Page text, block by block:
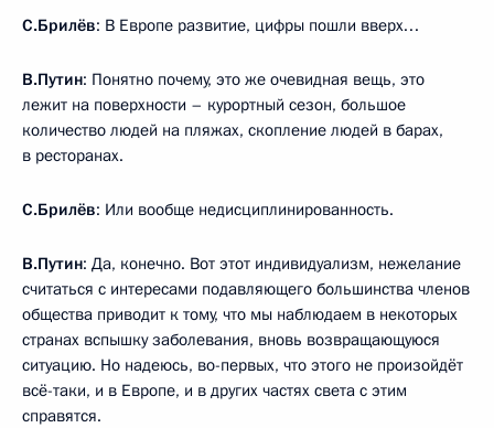
С.Брилёв: В Европе развитие, цифры пошли вверх…
В.Путин: Понятно почему, это же очевидная вещь, это
лежит на поверхности – курортный сезон, большое
количество людей на пляжах, скопление людей в барах,
в ресторанах.
С.Брилёв: Или вообще недисциплинированность.
В.Путин: Да, конечно. Вот этот индивидуализм, нежелание
считаться с интересами подавляющего большинства членов
общества приводит к тому, что мы наблюдаем в некоторых
странах вспышку заболевания, вновь возвращающуюся
ситуацию. Но надеюсь, во-первых, что этого не произойдёт
всё-таки, и в Европе, и в других частях света с этим
справятся.